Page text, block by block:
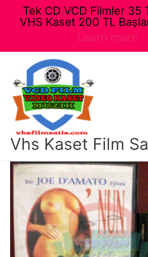
Vhs Kaset Film
Tek CD VCD Filmler 35
VHS Kaset 200 TL
Learn more